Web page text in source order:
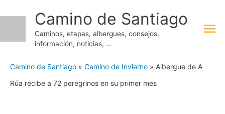
contenido
Camino de Santiago
Caminos, etapas, albergues, consejos,
información, noticias, ...
Camino de Santiago » Camino de Invierno » Albergue de A
Rúa recibe a 72 peregrinos en su primer mes